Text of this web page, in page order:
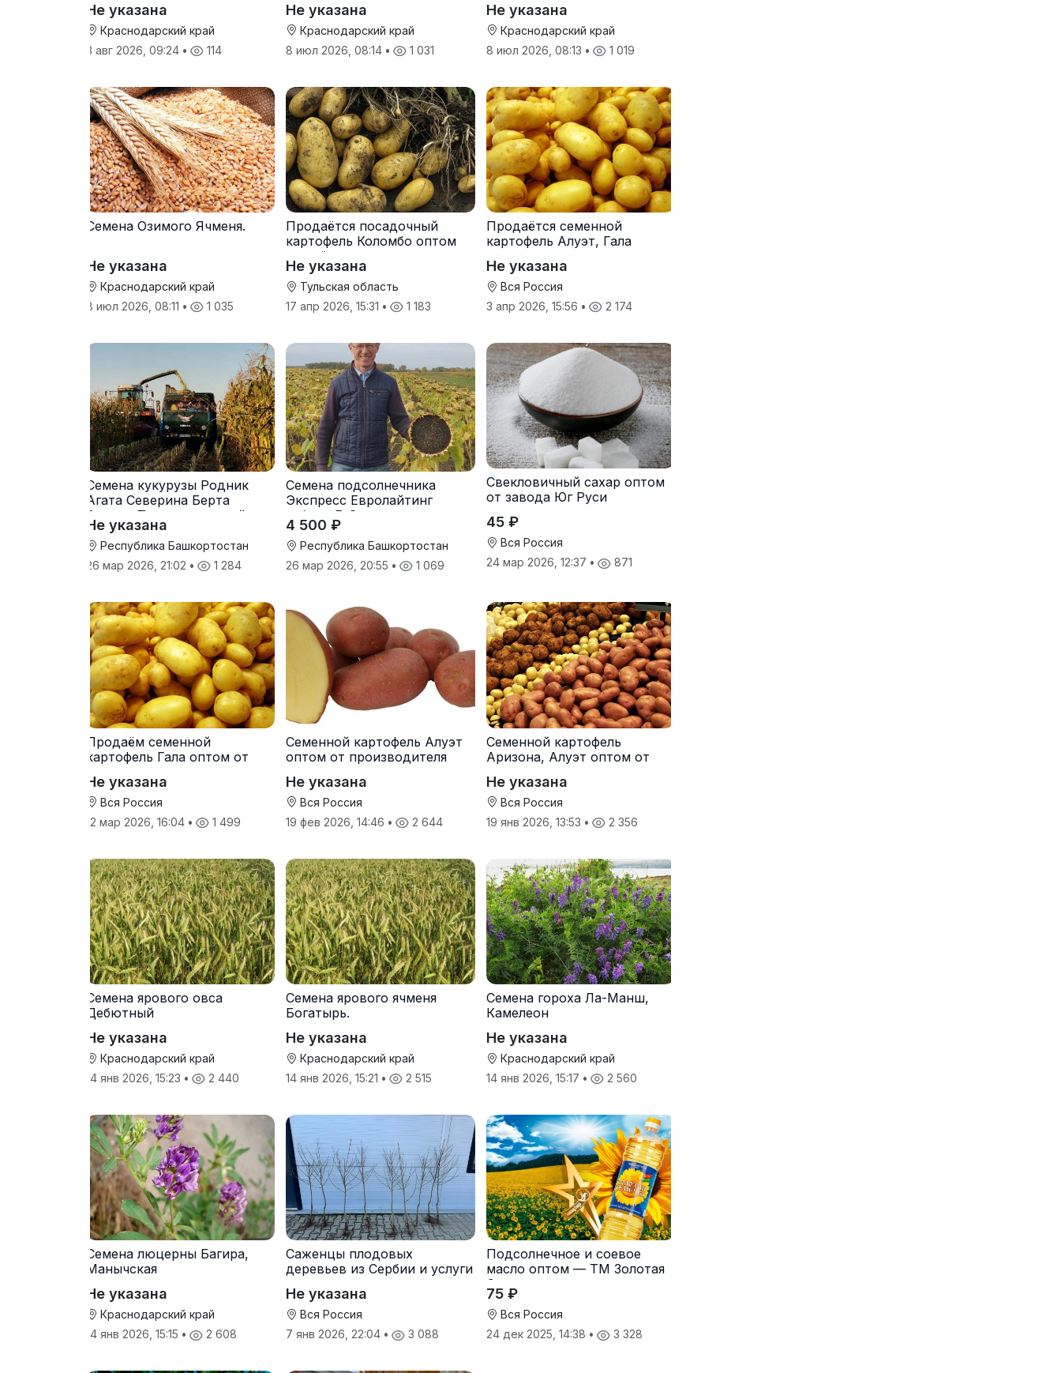
Не указана
Краснодарский край
3 авг 2026, 09:24 • 114
Не указана
Краснодарский край
8 июл 2026, 08:14 • 1 031
Не указана
Краснодарский край
8 июл 2026, 08:13 • 1 019
Семена Озимого Ячменя.
Не указана
Краснодарский край
8 июл 2026, 08:11 • 1 035
Продаётся посадочный
картофель Коломбо оптом
от трёх тонн
Не указана
Тульская область
17 апр 2026, 15:31 • 1 183
Продаётся семенной
картофель Алуэт, Гала
Не указана
Вся Россия
3 апр 2026, 15:56 • 2 174
Семена кукурузы Родник
Агата Северина Берта
Вилора Прохладненский
Дарина Росс Машук
Катерина
Не указана
Республика Башкортостан
26 мар 2026, 21:02 • 1 284
Семена подсолнечника
Экспресс Евролайтинг
гибрид F-G+
4 500 ₽
Республика Башкортостан
26 мар 2026, 20:55 • 1 069
Свекловичный сахар оптом
от завода Юг Руси
45 ₽
Вся Россия
24 мар 2026, 12:37 • 871
Продаём семенной
картофель Гала оптом от
Не указана
Вся Россия
12 мар 2026, 16:04 • 1 499
Семенной картофель Алуэт
оптом от производителя
Не указана
Вся Россия
19 фев 2026, 14:46 • 2 644
Семенной картофель
Аризона, Алуэт оптом от
Не указана
Вся Россия
19 янв 2026, 13:53 • 2 356
Семена ярового овса
Дебютный
Не указана
Краснодарский край
14 янв 2026, 15:23 • 2 440
Семена ярового ячменя
Богатырь.
Не указана
Краснодарский край
14 янв 2026, 15:21 • 2 515
Семена гороха Ла-Манш,
Камелеон
Не указана
Краснодарский край
14 янв 2026, 15:17 • 2 560
Семена люцерны Багира,
Манычская
Не указана
Краснодарский край
14 янв 2026, 15:15 • 2 608
Саженцы плодовых
деревьев из Сербии и услуги
Не указана
Вся Россия
7 янв 2026, 22:04 • 3 088
Подсолнечное и соевое
масло оптом — ТМ Золотая
Семечка
75 ₽
Вся Россия
24 дек 2025, 14:38 • 3 328